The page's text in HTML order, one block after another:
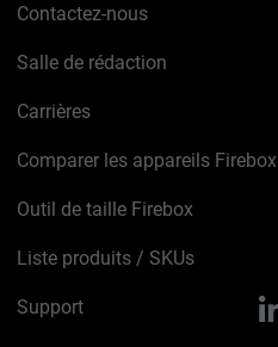
Contactez-nous
Salle de rédaction
Carrières
Comparer les appareils Firebox
Outil de taille Firebox
Liste produits / SKUs
Support